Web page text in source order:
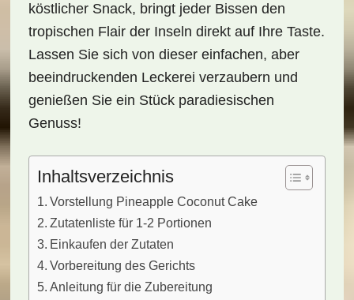
köstlicher Snack, bringt jeder Bissen den
tropischen Flair der Inseln direkt auf Ihre Taste.
Lassen Sie sich von dieser einfachen, aber
beeindruckenden Leckerei verzaubern und
genießen Sie ein Stück paradiesischen
Genuss!
Inhaltsverzeichnis
Vorstellung Pineapple Coconut Cake
Zutatenliste für 1-2 Portionen
Einkaufen der Zutaten
Vorbereitung des Gerichts
Anleitung für die Zubereitung